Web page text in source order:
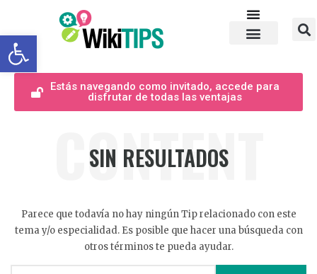
Abrir barra de herramientas
Estás navegando como invitado, accede para
disfrutar de todas las ventajas
CONTENT
SIN RESULTADOS
Parece que todavía no hay ningún Tip relacionado con este
tema y/o especialidad. Es posible que hacer una búsqueda con
otros términos te pueda ayudar.